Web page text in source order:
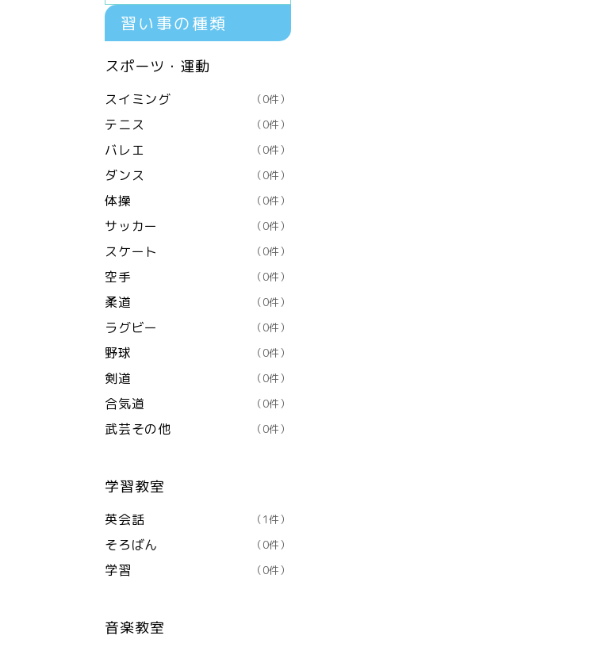
習い事の種類
スポーツ・運動
スイミング （0件）
テニス （0件）
バレエ （0件）
ダンス （0件）
体操 （0件）
サッカー （0件）
スケート （0件）
空手 （0件）
柔道 （0件）
ラグビー （0件）
野球 （0件）
剣道 （0件）
合気道 （0件）
武芸その他 （0件）
学習教室
英会話 （1件）
そろばん （0件）
学習 （0件）
音楽教室